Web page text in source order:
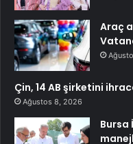
Araç
Çin, 14 AB şirketini
Ağustos 8, 2026
Bursa